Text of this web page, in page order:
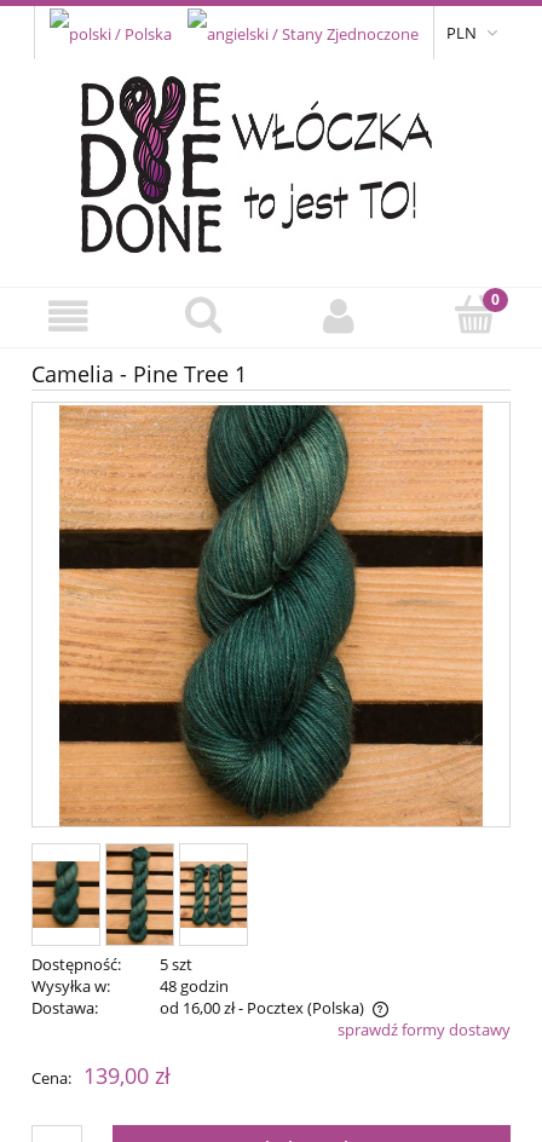
PLN
Camelia - Pine Tree 1
Dostępność:
5 szt
Wysyłka w:
48 godzin
Dostawa:
od 16,00 zł- Pocztex(Polska)
Cena nie zawiera ewentualnych kosztów płatnościsprawdź formy dostawy
Cena: 139,00 zł